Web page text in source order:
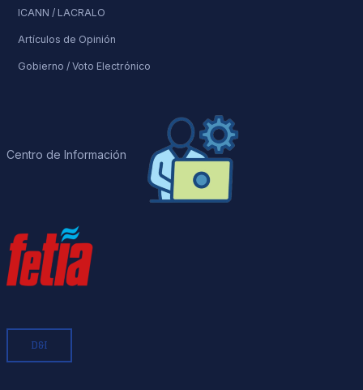
D&I
ICANN / LACRALO
Artículos de Opinión
Gobierno / Voto Electrónico
Centro de Información